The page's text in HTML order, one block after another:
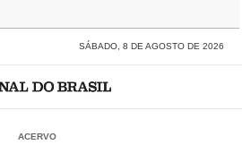
SÁBADO, 8 DE AGOSTO DE 2026
ACERVO